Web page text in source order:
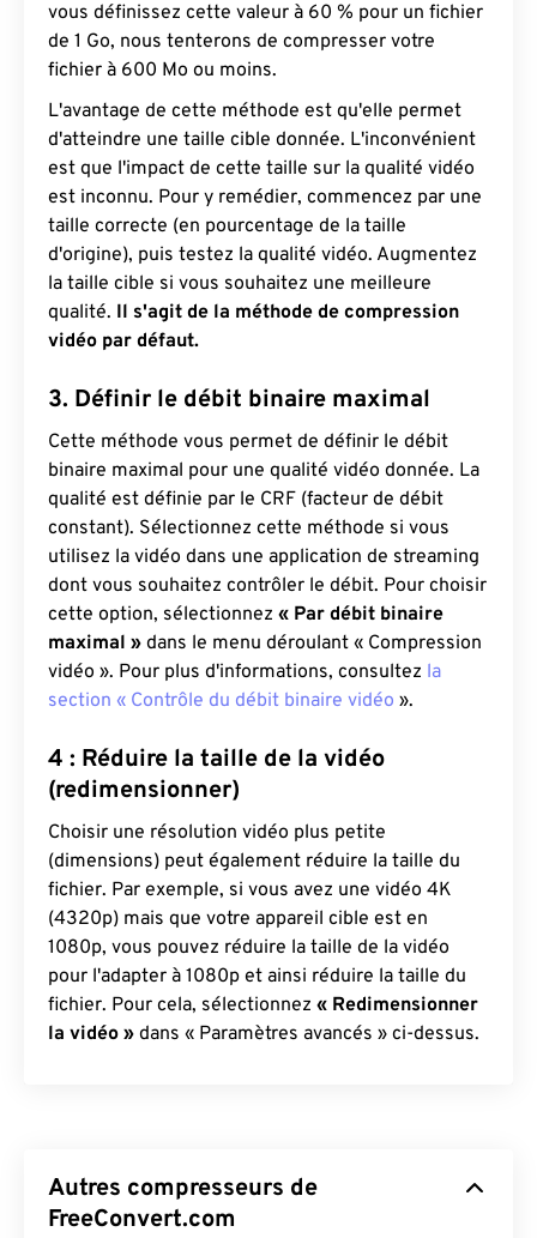
vous définissez cette valeur à 60 % pour un fichier
de 1 Go, nous tenterons de compresser votre
fichier à 600 Mo ou moins.
L'avantage de cette méthode est qu'elle permet
d'atteindre une taille cible donnée. L'inconvénient
est que l'impact de cette taille sur la qualité vidéo
est inconnu. Pour y remédier, commencez par une
taille correcte (en pourcentage de la taille
d'origine), puis testez la qualité vidéo. Augmentez
la taille cible si vous souhaitez une meilleure
qualité. Il s'agit de la méthode de compression
vidéo par défaut.
3. Définir le débit binaire maximal
Cette méthode vous permet de définir le débit
binaire maximal pour une qualité vidéo donnée. La
qualité est définie par le CRF (facteur de débit
constant). Sélectionnez cette méthode si vous
utilisez la vidéo dans une application de streaming
dont vous souhaitez contrôler le débit. Pour choisir
cette option, sélectionnez « Par débit binaire
maximal » dans le menu déroulant « Compression
vidéo ». Pour plus d'informations, consultez la
section « Contrôle du débit binaire vidéo ».
4 : Réduire la taille de la vidéo
(redimensionner)
Choisir une résolution vidéo plus petite
(dimensions) peut également réduire la taille du
fichier. Par exemple, si vous avez une vidéo 4K
(4320p) mais que votre appareil cible est en
1080p, vous pouvez réduire la taille de la vidéo
pour l'adapter à 1080p et ainsi réduire la taille du
fichier. Pour cela, sélectionnez « Redimensionner
la vidéo » dans « Paramètres avancés » ci-dessus.
Autres compresseurs de
FreeConvert.com